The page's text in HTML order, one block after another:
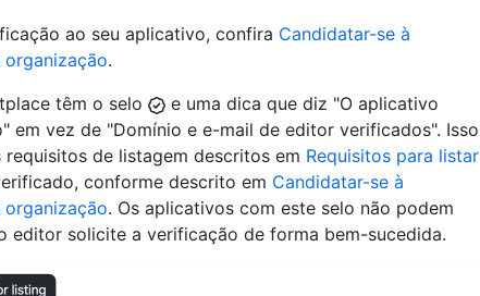
ao seu aplicativo, confira Candidatar-se à
.
têm o selo
e uma dica que diz "O aplicativo
em vez de "Domínio e e-mail de editor verificados". Isso
de listagem descritos em Requisitos para listar
conforme descrito em Candidatar-se à
. Os aplicativos com este selo não podem
editor solicite a verificação de forma bem-sucedida.